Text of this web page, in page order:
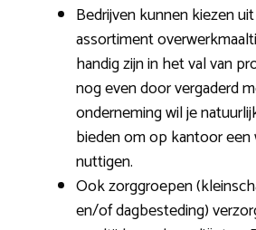
Bedrijven kunnen kiezen
assortiment
handig zijn in het val van
nog even door vergaderd
onderneming wil je
bieden om op kantoor een
nuttigen.
Ook zorggroepen
en/of dagbesteding)